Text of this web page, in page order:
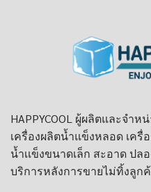
HAPPYCOOL ผู้ผลิตและจำห
เครื่องผลิตน้ำแข็งหลอด เครื่
น้ำเเข็งขนาดเล็ก สะอาด ปล
บริการหลังการขายไม่ทิ้งลูก